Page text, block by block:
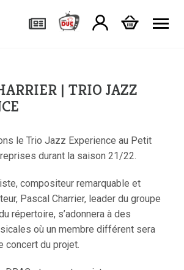
| TRIO JAZZ
le Trio Jazz Experience au Petit
durant la saison 21/22.
compositeur remarquable et
Pascal Charrier, leader du groupe
répertoire, s’adonnera à des
où un membre différent sera
concert du projet.